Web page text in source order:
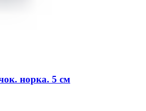
норка. 5 см